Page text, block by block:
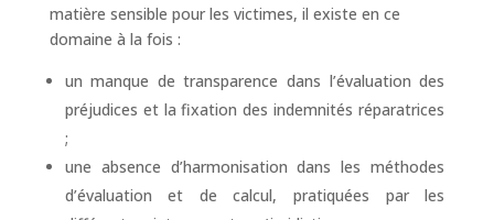
matière sensible pour les victimes, il existe en ce
domaine à la fois :
un manque de transparence dans l’évaluation des
préjudices et la fixation des indemnités réparatrices
;
une absence d’harmonisation dans les méthodes
d’évaluation et de calcul, pratiquées par les